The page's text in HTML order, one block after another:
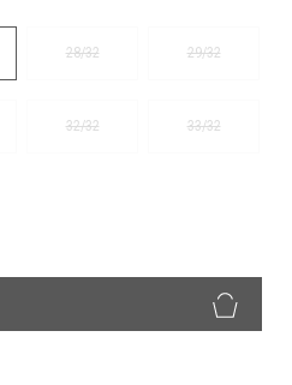
28/32 29/32
32/32 33/32